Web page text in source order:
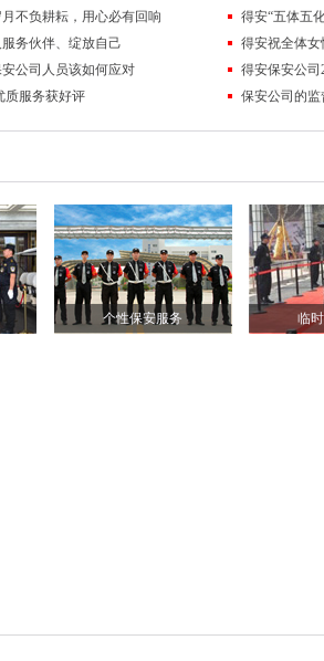
不负耕耘，用心必有回响
得安“五体五
务伙伴、绽放自己
得安祝全体
公司人员该如何应对
质服务获好评
保安公司的监
个性保安服务 临